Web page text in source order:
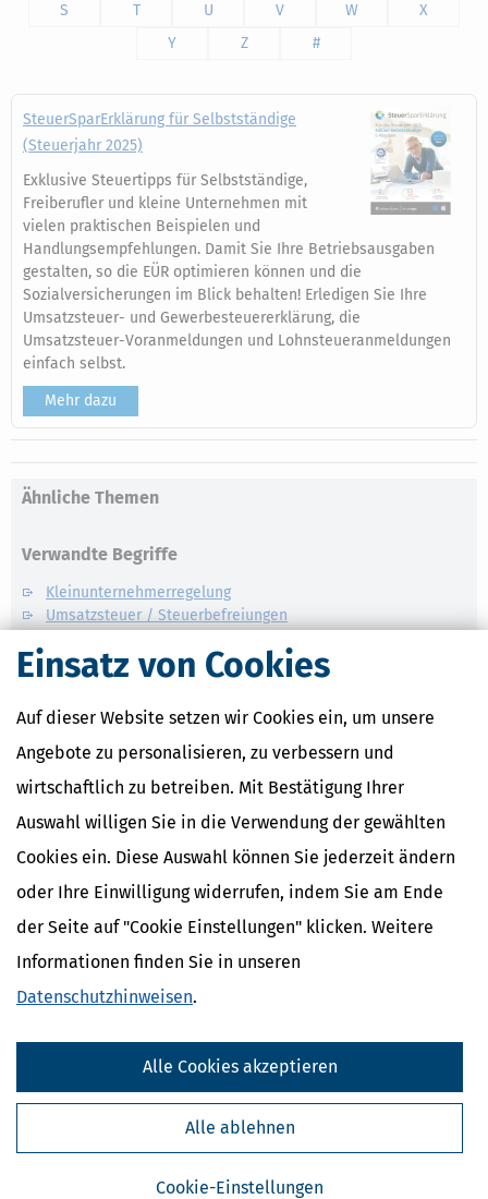
Einsatz von Cookies
Auf dieser Website setzen wir Cookies ein, um unsere
Angebote zu personalisieren, zu verbessern und
wirtschaftlich zu betreiben. Mit Bestätigung Ihrer
Auswahl willigen Sie in die Verwendung der gewählten
Cookies ein. Diese Auswahl können Sie jederzeit ändern
oder Ihre Einwilligung widerrufen, indem Sie am Ende
der Seite auf "Cookie Einstellungen" klicken. Weitere
Informationen finden Sie in unseren
Datenschutzhinweisen.
Cookie-Einstellungen
Alle ablehnen
Alle Cookies akzeptieren
S
T U V W
X
Y
Z #
SteuerSparErklärung für Selbstständige
(Steuerjahr 2025)
Exklusive Steuertipps für Selbstständige,
Freiberufler und kleine Unternehmen mit
vielen praktischen Beispielen und
Handlungsempfehlungen. Damit Sie Ihre Betriebsausgaben
gestalten, so die EÜR optimieren können und die
Sozialversicherungen im Blick behalten! Erledigen Sie Ihre
Umsatzsteuer- und Gewerbesteuererklärung, die
Umsatzsteuer-Voranmeldungen und Lohnsteueranmeldungen
einfach selbst.
Mehr dazu
Ähnliche Themen
Verwandte Begriffe
Kleinunternehmerregelung
Umsatzsteuer / Steuerbefreiungen
Umsatzsteuer
Umsatzsteuer / Steuerschuldner
Umsatzsteuer / Abgabefrist
Steuertipps
Steuertipps Selbstständige
Ja, ich möchte die kostenlosen Newsletter